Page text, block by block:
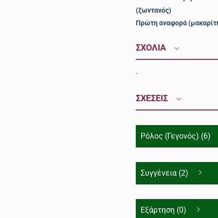
(ζωντανός)
Πρώτη αναφορά
ΣΧΟΛΙΑ
-
ΣΧΕΣΕΙΣ
Ρόλος (Γεγονός) (6)
Συγγένεια (2)
Εξάρτηση (0)